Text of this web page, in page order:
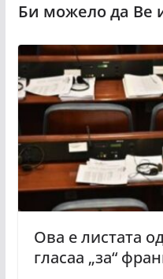
Ова е листата
гласаа „за“